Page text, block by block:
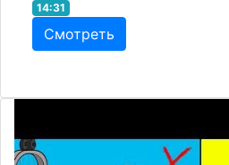
14:31
Смотреть